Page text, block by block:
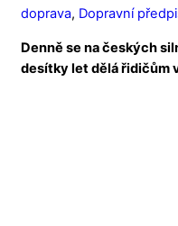
doprava, Dopravní
Denně se na českých
desítky let dělá řidičům